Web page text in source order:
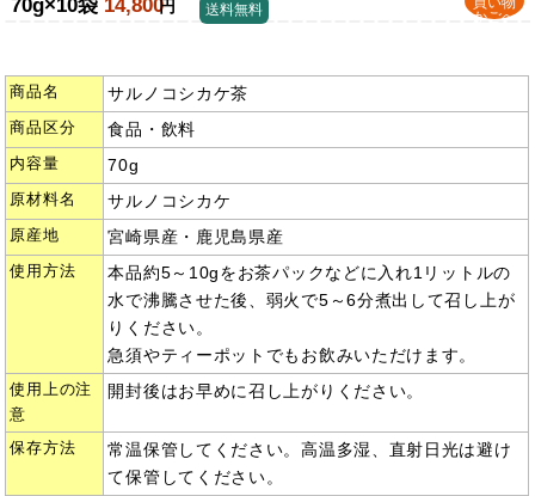
70g×10袋 14,800円
かごへ
送料無料
商品名 サルノコシカケ茶
商品区分 食品・飲料
内容量 70g
原材料名 サルノコシカケ
原産地 宮崎県産・鹿児島県産
使用方法
本品約5～10gをお茶パックなどに入れ1リットルの
水で沸騰させた後、弱火で5～6分煮出して召し上が
りください。
急須やティーポットでもお飲みいただけます。
使用上の注
意
開封後はお早めに召し上がりください。
保存方法
常温保管してください。高温多湿、直射日光は避け
て保管してください。